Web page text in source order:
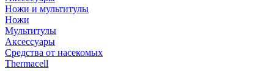
Ножи и мультитулы
Ножи
Мультитулы
Аксессуары
Средства от насекомых
Thermacell